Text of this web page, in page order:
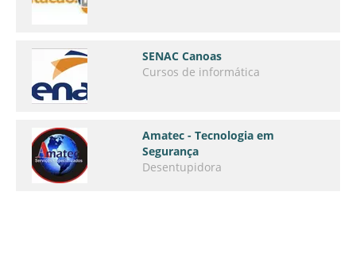
SENAC Canoas
Cursos de informática
Amatec - Tecnologia em
Segurança
Desentupidora